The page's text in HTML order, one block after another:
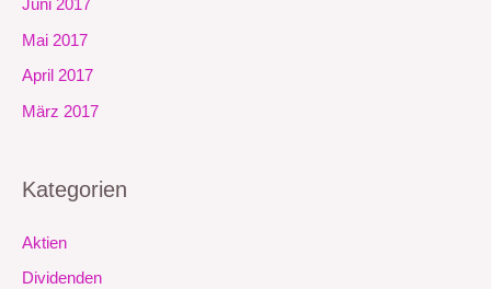
Juni 2017
Mai 2017
April 2017
März 2017
Kategorien
Aktien
Dividenden